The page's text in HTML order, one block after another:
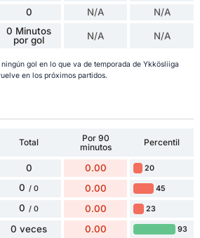
0 N/A N/A
0 Minutos
por gol
N/A N/A
gol en lo que va de temporada de Ykkösliiga
en los próximos partidos.
Total
Por 90
minutos
Percentil
0 0.00 20
0 / 0 0.00 45
0 / 0 0.00 23
0 veces 0.00 93